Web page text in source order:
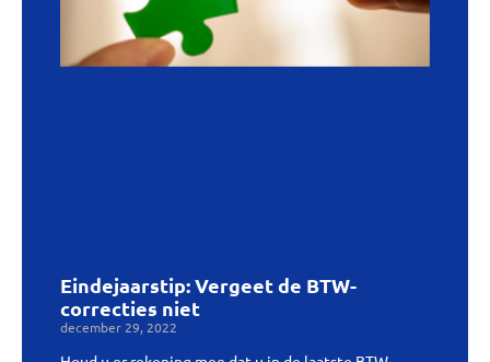
Eindejaarstip: Vergeet de BTW-
correcties niet
december 29, 2022